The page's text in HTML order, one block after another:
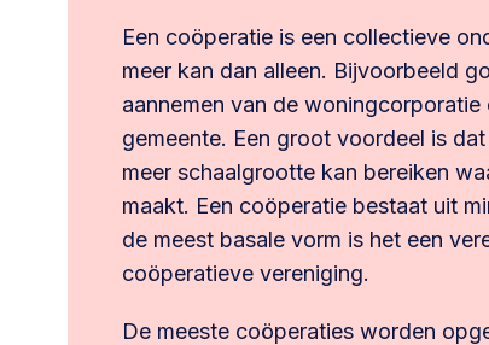
Een coöperatie is een collectieve
meer kan dan alleen. Bijvoorbeeld
aannemen van de
gemeente. Een groot voordeel is
meer schaalgrootte kan bereiken
maakt. Een coöperatie bestaat uit
de meest basale vorm is het een
coöperatieve vereniging.
De meeste coöperaties worden